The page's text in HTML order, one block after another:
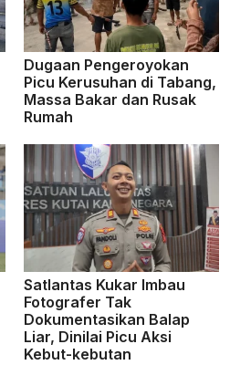
Dugaan Pengeroyokan
Picu Kerusuhan di Tabang,
Massa Bakar dan Rusak
Rumah
Satlantas Kukar Imbau
Fotografer Tak
Dokumentasikan Balap
Liar, Dinilai Picu Aksi
Kebut-kebutan